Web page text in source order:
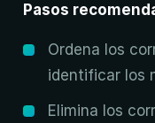
Pasos
Ordena los
identificar los
Elimina los